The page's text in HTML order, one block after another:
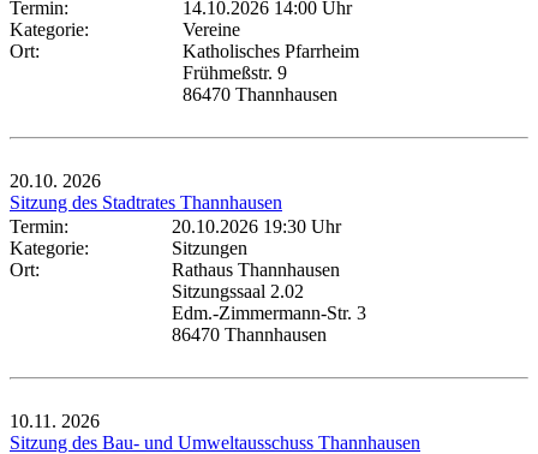
Termin:
14.10.2026 14:00 Uhr
Kategorie:
Vereine
Ort:
Katholisches Pfarrheim
Frühmeßstr. 9
86470 Thannhausen
20.10. 2026
Sitzung des Stadtrates Thannhausen
Termin:
20.10.2026 19:30 Uhr
Kategorie:
Sitzungen
Ort:
Rathaus Thannhausen
Sitzungssaal 2.02
Edm.-Zimmermann-Str. 3
86470 Thannhausen
10.11. 2026
Sitzung des Bau- und Umweltausschuss Thannhausen